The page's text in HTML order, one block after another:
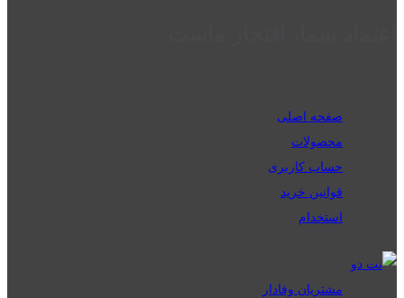
صفحه اصلی
محصولات
حساب کاربری
قوانین خرید
استخدام
مشتریان وفادار